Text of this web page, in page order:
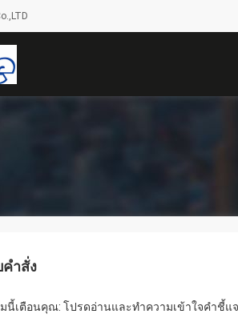
ำสั่ง
นี้เตือนคุณ: โปรดอ่านและทำความเข้าใจคำชี้แ